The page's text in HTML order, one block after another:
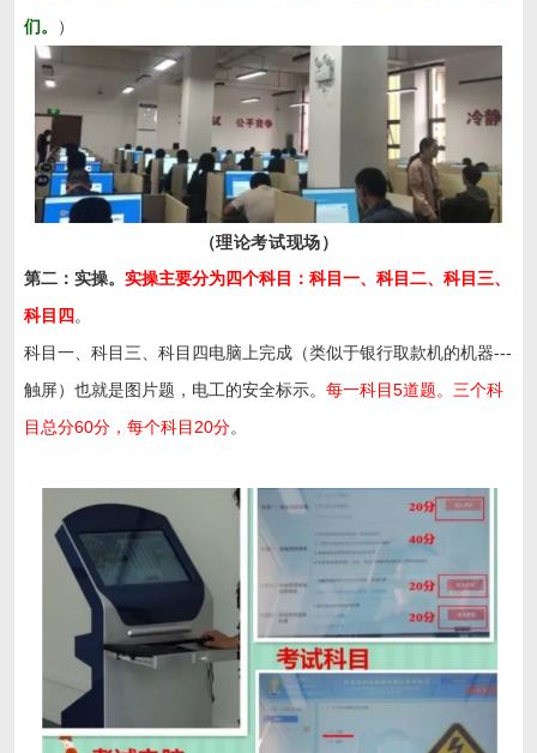
们。 ）
（理论考试现场）
第二：实操。实操主要分为四个科目：科目一、科目二、科目三、
科目四。
科目一、科目三、科目四电脑上完成（类似于银行取款机的机器---
触屏）也就是图片题，电工的安全标示。每一科目5道题。三个科
目总分60分，每个科目20分。